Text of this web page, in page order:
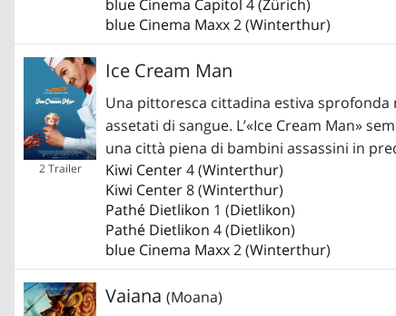
blue Cinema Capitol 4 (Zürich)
blue Cinema Maxx2 (Winterthur)
2 Trailer
Ice Cream Man
Una pittoresca cittadina estiva
assetati di sangue. L’«Ice Cream Man»
una città piena di bambini assassini in
Kiwi Center4 (Winterthur)
Kiwi Center8 (Winterthur)
Pathé Dietlikon 1 (Dietlikon)
Pathé Dietlikon 4 (Dietlikon)
blue Cinema Maxx2 (Winterthur)
Vaiana (Moana)